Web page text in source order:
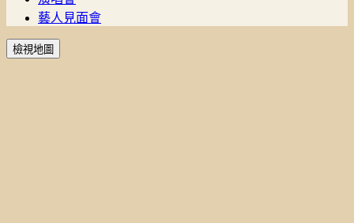
藝人見面會
檢視地圖